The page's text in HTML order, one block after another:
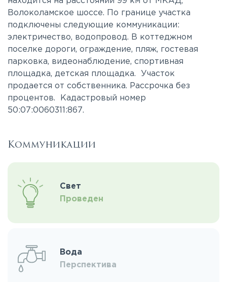
Волоколамское шоссе. По границе участка
подключены следующие коммуникации:
электричество, водопровод. В коттеджном
поселке дороги, ограждение, пляж, гостевая
парковка, видеонаблюдение, спортивная
площадка, детская площадка. Участок
продается от собственника. Рассрочка без
процентов. Кадастровый номер
50:07:0060311:867.
Коммуникации
Свет
Проведен
Вода
Перспектива